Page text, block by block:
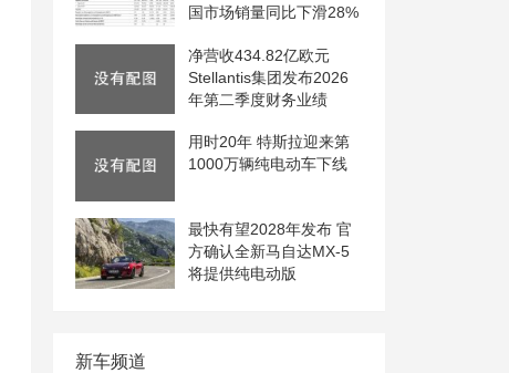
国市场销量同比下滑28%
净营收434.82亿欧元
Stellantis集团发布2026
年第二季度财务业绩
用时20年 特斯拉迎来第
1000万辆纯电动车下线
最快有望2028年发布 官
方确认全新马自达MX-5
将提供纯电动版
新车频道